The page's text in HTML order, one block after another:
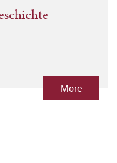
More